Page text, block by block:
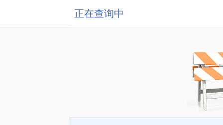
正在查询中